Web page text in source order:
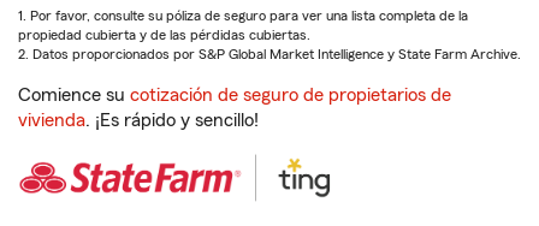
1. Por favor, consulte su póliza de seguro para ver una lista completa de la
propiedad cubierta y de las pérdidas cubiertas.
2. Datos proporcionados por S&P Global Market Intelligence y State Farm Archive.
Comience su cotización de seguro de propietarios de
vivienda. ¡Es rápido y sencillo!